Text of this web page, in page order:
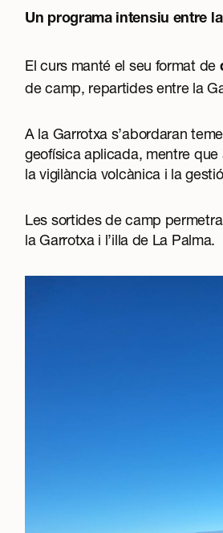
Un programa intensiu entre
El curs manté el seu format de
de camp, repartides entre la
A la Garrotxa s’abordaran
geofísica aplicada, mentre
la vigilància volcànica i la
Les sortides de camp
la Garrotxa i l’illa de La Palma.